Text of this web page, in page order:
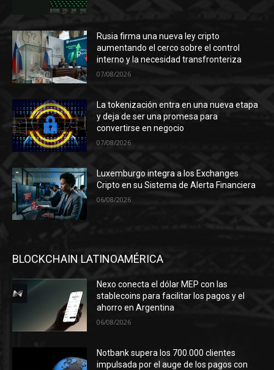
Rusia firma una nueva ley cripto
aumentando el cerco sobre el control
interno y la necesidad transfronteriza
07/08/2026
La tokenización entra en una nueva etapa
y deja de ser una promesa para
convertirse en negocio
07/08/2026
Luxemburgo integra a los Exchanges
Cripto en su Sistema de Alerta Financiera
06/08/2026
BLOCKCHAIN LATINOAMÉRICA
Nexo conecta el dólar MEP con las
stablecoins para facilitar los pagos y el
ahorro en Argentina
06/08/2026
Notbank supera los 700.000 clientes
impulsada por el auge de los pagos con